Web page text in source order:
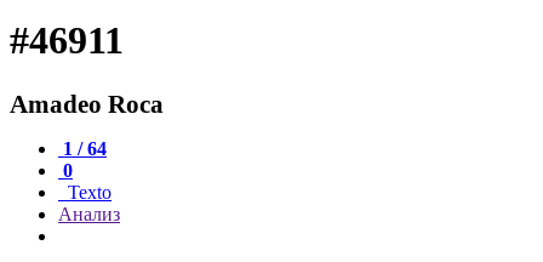
#46911
Amadeo Roca
1 / 64
0
Texto
Анализ